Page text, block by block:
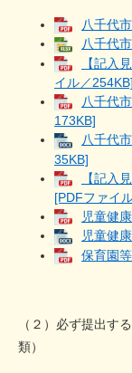
八千代
八千代
【記入
イル／254KB]
八千代
173KB]
八千代
35KB]
【記入
[PDFファイ
児童健
児童健
保育園
（２）必ず提出す
類）